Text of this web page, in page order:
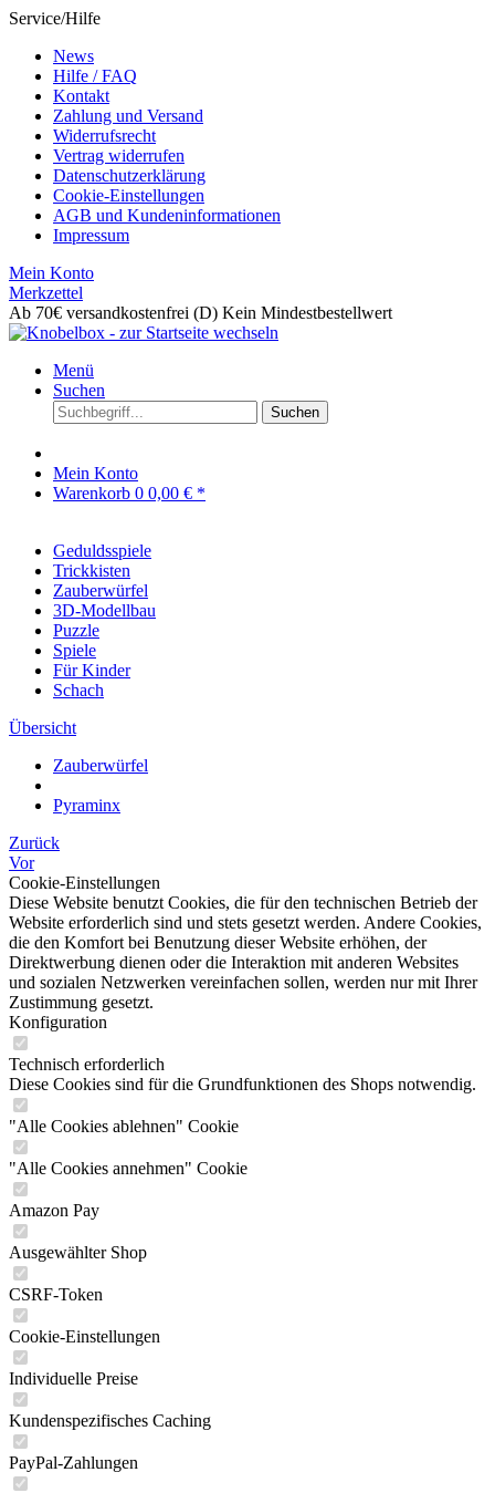
Service/Hilfe
News
Hilfe / FAQ
Kontakt
Zahlung und Versand
Widerrufsrecht
Vertrag widerrufen
Datenschutzerklärung
Cookie-Einstellungen
AGB und Kundeninformationen
Impressum
Mein Konto
Merkzettel
Ab 70€ versandkostenfrei (D) Kein Mindestbestellwert
Menü
Suchen
Suchen
Mein Konto
Warenkorb 0 0,00 € *
Geduldsspiele
Trickkisten
Zauberwürfel
3D-Modellbau
Puzzle
Spiele
Für Kinder
Schach
Übersicht
Zauberwürfel
Pyraminx
Zurück
Vor
Cookie-Einstellungen
Diese Website benutzt Cookies, die für den technischen Betrieb der
Website erforderlich sind und stets gesetzt werden. Andere Cookies,
die den Komfort bei Benutzung dieser Website erhöhen, der
Direktwerbung dienen oder die Interaktion mit anderen Websites
und sozialen Netzwerken vereinfachen sollen, werden nur mit Ihrer
Zustimmung gesetzt.
Konfiguration
Technisch erforderlich
Diese Cookies sind für die Grundfunktionen des Shops notwendig.
"Alle Cookies ablehnen" Cookie
"Alle Cookies annehmen" Cookie
Amazon Pay
Ausgewählter Shop
CSRF-Token
Cookie-Einstellungen
Individuelle Preise
Kundenspezifisches Caching
PayPal-Zahlungen